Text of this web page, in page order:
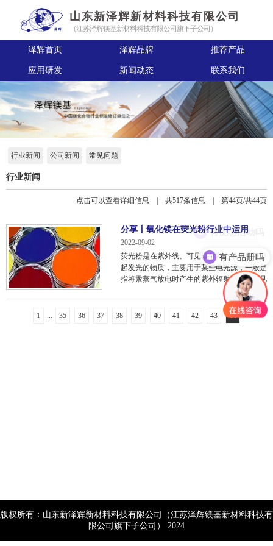
山东新泽辉新材料科技有限公司
（江苏泽辉镁基新材料科技有限公司旗下子公司）
泽辉首页 泽辉品牌 推荐产品
应用研发 新闻动态 联系我们
行业新闻 公司新闻 常见问题
行业新闻
点击可以查看详细信息 | 共517条信息 | 第44页/共44页
分享丨氧化镁在荧光粉行业中运用
2022-09-02
荧光粉是在紫外线、可见辐射和电场作用下引
起发光的物质，主要用于某些电光源，一般是
指将汞蒸气放电时产生的紫外辐射转换成可见
光或所需波长的紫外线的发光物质（传统日光
1
... 35 36 37 38 39 40 41 42 43 44
版权所有：山东新泽辉新材料科技有限公司（江苏泽辉镁基新材料科技有
限公司旗下子公司） 2024
有产品册吗
有优惠活动吗